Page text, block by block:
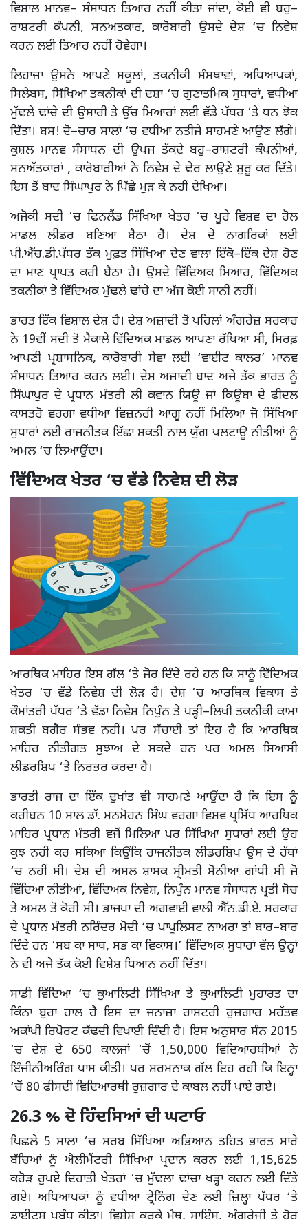
ਵਿਸ਼ਾਲ ਮਾਨਵ– ਸੰਸਾਧਨ ਤਿਆਰ ਨਹੀਂ ਕੀਤਾ ਜਾਂਦਾ, ਕੋਈ ਵੀ ਬਹੁ–
ਰਾਸ਼ਟਰੀ ਕੰਪਨੀ, ਸਨਅਤਕਾਰ, ਕਾਰੋਬਾਰੀ ਉਸਦੇ ਦੇਸ਼ ‘ਚ ਨਿਵੇਸ਼
ਕਰਨ ਲਈ ਤਿਆਰ ਨਹੀਂ ਹੋਵੇਗਾ।
ਲਿਹਾਜ਼ਾ ਉਸਨੇ ਆਪਣੇ ਸਕੂਲਾਂ, ਤਕਨੀਕੀ ਸੰਸਥਾਵਾਂ, ਅਧਿਆਪਕਾਂ,
ਸਿਲੇਬਸ, ਸਿੱਖਿਆ ਤਕਨੀਕਾਂ ਦੀ ਦਸ਼ਾ ‘ਚ ਗੁਣਾਤਮਿਕ ਸੁਧਾਰਾਂ, ਵਧੀਆ
ਮੁੱਢਲੇ ਢਾਂਚੇ ਦੀ ਉਸਾਰੀ ਤੇ ਉੱਚ ਮਿਆਰਾਂ ਲਈ ਵੱਡੇ ਪੱਥਰ ‘ਤੇ ਧਨ ਝੋਕ
ਦਿੱਤਾ। ਬਸ! ਦੋ–ਚਾਰ ਸਾਲਾਂ ‘ਚ ਵਧੀਆ ਨਤੀਜੇ ਸਾਹਮਣੇ ਆਉਣ ਲੱਗੇ।
ਕੁਸ਼ਲ ਮਾਨਵ ਸੰਸਾਧਨ ਦੀ ਉਪਜ ਤੱਕਦੇ ਬਹੁ–ਰਾਸ਼ਟਰੀ ਕੰਪਨੀਆਂ,
ਸਨਅੱਤਕਾਰਾਂ , ਕਾਰੋਬਾਰੀਆਂ ਨੇ ਨਿਵੇਸ਼ ਦੇ ਢੇਰ ਲਾਉਣੇ ਸ਼ੁਰੂ ਕਰ ਦਿੱਤੇ।
ਇਸ ਤੋਂ ਬਾਦ ਸਿੰਘਾਪੁਰ ਨੇ ਪਿੱਛੇ ਮੁੜ ਕੇ ਨਹੀਂ ਦੇਖਿਆ।
ਅਜੋਕੀ ਸਦੀ ‘ਚ ਫਿਨਲੈਂਡ ਸਿੱਖਿਆ ਖੇਤਰ ‘ਚ ਪੂਰੇ ਵਿਸ਼ਵ ਦਾ ਰੋਲ
ਮਾਡਲ ਲੀਡਰ ਬਣਿਆ ਬੈਠਾ ਹੈ। ਦੇਸ਼ ਦੇ ਨਾਗਰਿਕਾਂ ਲਈ
ਪੀ.ਐੱਚ.ਡੀ.ਪੱਧਰ ਤੱਕ ਮੁਫ਼ਤ ਸਿੱਖਿਆ ਦੇਣ ਵਾਲਾ ਇੱਕੋ–ਇੱਕ ਦੇਸ਼ ਹੋਣ
ਦਾ ਮਾਣ ਪ੍ਰਾਪਤ ਕਰੀ ਬੈਠਾ ਹੈ। ਉਸਦੇ ਵਿੱਦਿਅਕ ਮਿਆਰ, ਵਿੱਦਿਅਕ
ਤਕਨੀਕਾਂ ਤੇ ਵਿੱਦਿਅਕ ਮੁੱਢਲੇ ਢਾਂਚੇ ਦਾ ਅੱਜ ਕੋਈ ਸਾਨੀ ਨਹੀਂ।
ਭਾਰਤ ਇੱਕ ਵਿਸ਼ਾਲ ਦੇਸ਼ ਹੈ। ਦੇਸ਼ ਅਜ਼ਾਦੀ ਤੋਂ ਪਹਿਲਾਂ ਅੰਗਰੇਜ਼ ਸਰਕਾਰ
ਨੇ 19ਵੀਂ ਸਦੀ ਤੋਂ ਮੈਕਾਲੇ ਵਿੱਦਿਅਕ ਮਾਡਲ ਆਪਣਾ ਰੱਖਿਆ ਸੀ, ਸਿਰਫ਼
ਆਪਣੀ ਪ੍ਰਸ਼ਾਸਨਿਕ, ਕਾਰੋਬਾਰੀ ਸੇਵਾ ਲਈ ‘ਵਾਈਟ ਕਾਲਰ’ ਮਾਨਵ
ਸੰਸਾਧਨ ਤਿਆਰ ਕਰਨ ਲਈ। ਦੇਸ਼ ਅਜ਼ਾਦੀ ਬਾਦ ਅਜੇ ਤੱਕ ਭਾਰਤ ਨੂੰ
ਸਿੰਘਾਪੁਰ ਦੇ ਪ੍ਰਧਾਨ ਮੰਤਰੀ ਲੀ ਕਵਾਨ ਯਿਊ ਜਾਂ ਕਿਊਬਾ ਦੇ ਫੀਦਲ
ਕਾਸਤਰੋ ਵਰਗਾ ਵਧੀਆ ਵਿਜ਼ਨਰੀ ਆਗੂ ਨਹੀਂ ਮਿਲਿਆ ਜੋ ਸਿੱਖਿਆ
ਸੁਧਾਰਾਂ ਲਈ ਰਾਜਨੀਤਕ ਇੱਛਾ ਸ਼ਕਤੀ ਨਾਲ ਯੁੱਗ ਪਲਟਾਊ ਨੀਤੀਆਂ ਨੂੰ
ਅਮਲ ‘ਚ ਲਿਆਉਂਦਾ।
ਵਿੱਦਿਅਕ ਖੇਤਰ ‘ਚ ਵੱਡੇ ਨਿਵੇਸ਼ ਦੀ ਲੋੜ
ਆਰਥਿਕ ਮਾਹਿਰ ਇਸ ਗੱਲ ‘ਤੇ ਜੋਰ ਦਿੰਦੇ ਰਹੇ ਹਨ ਕਿ ਸਾਨੂੰ ਵਿੱਦਿਅਕ
ਖੇਤਰ ‘ਚ ਵੱਡੇ ਨਿਵੇਸ਼ ਦੀ ਲੋੜ ਹੈ। ਦੇਸ਼ ‘ਚ ਆਰਥਿਕ ਵਿਕਾਸ ਤੇ
ਕੌਮਾਂਤਰੀ ਪੱਧਰ ‘ਤੇ ਵੱਡਾ ਨਿਵੇਸ਼ ਨਿਪੁੰਨ ਤੇ ਪੜ੍ਹੀ–ਲਿਖੀ ਤਕਨੀਕੀ ਕਾਮਾ
ਸ਼ਕਤੀ ਬਗੈਰ ਸੰਭਵ ਨਹੀਂ। ਪਰ ਸੱਚਾਈ ਤਾਂ ਇਹ ਹੈ ਕਿ ਆਰਥਿਕ
ਮਾਹਿਰ ਨੀਤੀਗਤ ਸੁਝਾਅ ਦੇ ਸਕਦੇ ਹਨ ਪਰ ਅਮਲ ਸਿਆਸੀ
ਲੀਡਰਸ਼ਿਪ ‘ਤੇ ਨਿਰਭਰ ਕਰਦਾ ਹੈ।
ਭਾਰਤੀ ਰਾਜ ਦਾ ਇੱਕ ਦੁਖਾਂਤ ਵੀ ਸਾਹਮਣੇ ਆਉਂਦਾ ਹੈ ਕਿ ਇਸ ਨੂੰ
ਕਰੀਬਨ 10 ਸਾਲ ਡਾੱ. ਮਨਮੋਹਨ ਸਿੰਘ ਵਰਗਾ ਵਿਸ਼ਵ ਪ੍ਰਸਿੱਧ ਆਰਥਿਕ
ਮਾਹਿਰ ਪ੍ਰਧਾਨ ਮੰਤਰੀ ਵਜੋਂ ਮਿਲਿਆ ਪਰ ਸਿੱਖਿਆ ਸੁਧਾਰਾਂ ਲਈ ਉਹ
ਕੁਝ ਨਹੀਂ ਕਰ ਸਕਿਆ ਕਿਉਂਕਿ ਰਾਜਨੀਤਕ ਲੀਡਰਸ਼ਿਪ ਉਸ ਦੇ ਹੱਥਾਂ
‘ਚ ਨਹੀਂ ਸੀ। ਦੇਸ਼ ਦੀ ਅਸਲ ਸ਼ਾਸਕ ਸ੍ਰੀਮਤੀ ਸੋਨੀਆ ਗਾਂਧੀ ਸੀ ਜੋ
ਵਿੱਦਿਆ ਨੀਤੀਆਂ, ਵਿੱਦਿਅਕ ਨਿਵੇਸ਼, ਨਿਪੁੰਨ ਮਾਨਵ ਸੰਸਾਧਨ ਪ੍ਰਤੀ ਸੋਚ
ਤੇ ਅਮਲ ਤੋਂ ਕੋਰੀ ਸੀ। ਭਾਜਪਾ ਦੀ ਅਗਵਾਈ ਵਾਲੀ ਐੱਨ.ਡੀ.ਏ. ਸਰਕਾਰ
ਦੇ ਪ੍ਰਧਾਨ ਮੰਤਰੀ ਨਰਿੰਦਰ ਮੋਦੀ ‘ਚ ਪਾਪੂਲਿਸਟ ਨਾਅਰਾ ਤਾਂ ਬਾਰ–ਬਾਰ
ਦਿੰਦੇ ਹਨ ‘ਸਬ ਕਾ ਸਾਥ, ਸਭ ਕਾ ਵਿਕਾਸ।’ ਵਿੱਦਿਅਕ ਸੁਧਾਰਾਂ ਵੱਲ ਉਨ੍ਹਾਂ
ਨੇ ਵੀ ਅਜੇ ਤੱਕ ਕੋਈ ਵਿਸ਼ੇਸ਼ ਧਿਆਨ ਨਹੀਂ ਦਿੱਤਾ।
ਸਾਡੀ ਵਿੱਦਿਆ ‘ਚ ਕੁਆਲਿਟੀ ਸਿੱਖਿਆ ਤੇ ਕੁਆਲਿਟੀ ਮੁਹਾਰਤ ਦਾ
ਕਿੰਨਾ ਬੁਰਾ ਹਾਲ ਹੈ ਇਸ ਦਾ ਜਨਾਜ਼ਾ ਰਾਸ਼ਟਰੀ ਰੁਜ਼ਗਾਰ ਮਹੱਤਵ
ਅਕਾਂਖੀ ਰਿਪੋਰਟ ਕੱਢਦੀ ਵਿਖਾਈ ਦਿੰਦੀ ਹੈ। ਇਸ ਅਨੁਸਾਰ ਸੰਨ 2015
‘ਚ ਦੇਸ਼ ਦੇ 650 ਕਾਲਜਾਂ ‘ਚੋਂ 1,50,000 ਵਿਦਿਆਰਥੀਆਂ ਨੇ
ਇੰਜੀਨੀਅਰਿੰਗ ਪਾਸ ਕੀਤੀ। ਪਰ ਸ਼ਰਮਨਾਕ ਗੱਲ ਇਹ ਰਹੀ ਕਿ ਇਨ੍ਹਾਂ
‘ਚੋਂ 80 ਫੀਸਦੀ ਵਿਦਿਆਰਥੀ ਰੁਜ਼ਗਾਰ ਦੇ ਕਾਬਲ ਨਹੀਂ ਪਾਏ ਗਏ।
26.3 % ਦੋ ਹਿੰਦਸਿਆਂ ਦੀ ਘਟਾਓ
ਪਿਛਲੇ 5 ਸਾਲਾਂ ‘ਚ ਸਰਬ ਸਿੱਖਿਆ ਅਭਿਆਨ ਤਹਿਤ ਭਾਰਤ ਸਾਰੇ
ਬੱਚਿਆਂ ਨੂੰ ਐਲੀਮੈਂਟਰੀ ਸਿੱਖਿਆ ਪ੍ਰਦਾਨ ਕਰਨ ਲਈ 1,15,625
ਕਰੋੜ ਰੁਪਏ ਦਿਹਾਤੀ ਖੇਤਰਾਂ ‘ਚ ਮੁੱਢਲਾ ਢਾਂਚਾ ਖੜ੍ਹਾ ਕਰਨ ਲਈ ਦਿੱਤੇ
ਗਏ। ਅਧਿਆਪਕਾਂ ਨੂੰ ਵਧੀਆ ਟ੍ਰੇਨਿੰਗ ਦੇਣ ਲਈ ਜ਼ਿਲ੍ਹਾ ਪੱਧਰ ‘ਤੇ